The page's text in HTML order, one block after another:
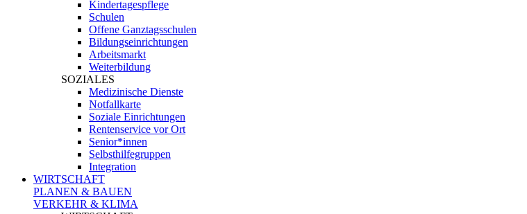
Kindertagespflege
Schulen
Offene Ganztagsschulen
Bildungseinrichtungen
Arbeitsmarkt
Weiterbildung
SOZIALES
Medizinische Dienste
Notfallkarte
Soziale Einrichtungen
Rentenservice vor Ort
Senior*innen
Selbsthilfegruppen
Integration
WIRTSCHAFT
PLANEN & BAUEN
VERKEHR & KLIMA